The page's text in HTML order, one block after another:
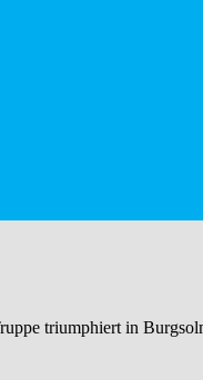
triumphiert in